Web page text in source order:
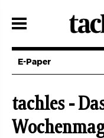
zum
E-Paper
tachles -